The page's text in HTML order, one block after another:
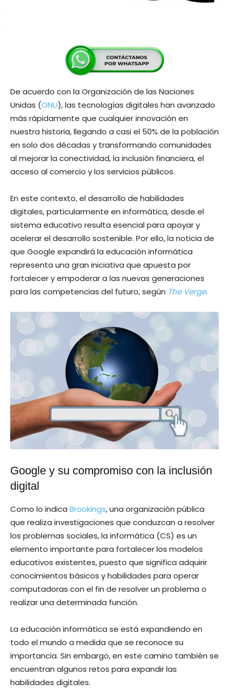
De acuerdo con la Organización de las Naciones
Unidas (ONU), las tecnologías digitales han avanzado
más rápidamente que cualquier innovación en
nuestra historia, llegando a casi el 50% de la población
en solo dos décadas y transformando comunidades
al mejorar la conectividad, la inclusión financiera, el
acceso al comercio y los servicios públicos.
En este contexto, el desarrollo de habilidades
digitales, particularmente en informática, desde el
sistema educativo resulta esencial para apoyar y
acelerar el desarrollo sostenible. Por ello, la noticia de
que Google expandirá la educación informática
representa una gran iniciativa que apuesta por
fortalecer y empoderar a las nuevas generaciones
para las competencias del futuro, según The Verge.
Google y su compromiso con la inclusión
digital
Como lo indica Brookings, una organización pública
que realiza investigaciones que conduzcan a resolver
los problemas sociales, la informática (CS) es un
elemento importante para fortalecer los modelos
educativos existentes, puesto que significa adquirir
conocimientos básicos y habilidades para operar
computadoras con el fin de resolver un problema o
realizar una determinada función.
La educación informática se está expandiendo en
todo el mundo a medida que se reconoce su
importancia. Sin embargo, en este camino también se
encuentran algunos retos para expandir las
habilidades digitales.